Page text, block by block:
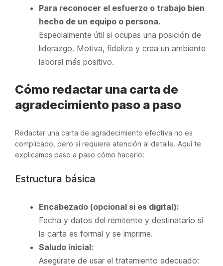
Para reconocer el esfuerzo o trabajo bien
hecho de un equipo o persona.
Especialmente útil si ocupas una posición de
liderazgo. Motiva, fideliza y crea un ambiente
laboral más positivo.
Cómo redactar una carta de
agradecimiento paso a paso
Redactar una carta de agradecimiento efectiva no es
complicado, pero sí requiere atención al detalle. Aquí te
explicamos paso a paso cómo hacerlo:
Estructura básica
Encabezado (opcional si es digital):
Fecha y datos del remitente y destinatario si
la carta es formal y se imprime.
Saludo inicial:
Asegúrate de usar el tratamiento adecuado: